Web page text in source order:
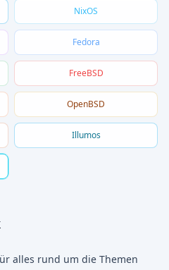
NixOS
Fedora
FreeBSD
OpenBSD
Illumos
alles rund um die Themen